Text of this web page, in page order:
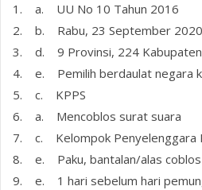
1. a. UU No 10 Tahun 2016
2. b. Rabu, 23 September 2020
3. d. 9 Provinsi, 224 Kabupaten
4. e. Pemilih berdaulat negara
5. c. KPPS
6. a. Mencoblos surat suara
7. c. Kelompok Penyelenggara
8. e. Paku, bantalan/alas coblos
9. e. 1 hari sebelum hari